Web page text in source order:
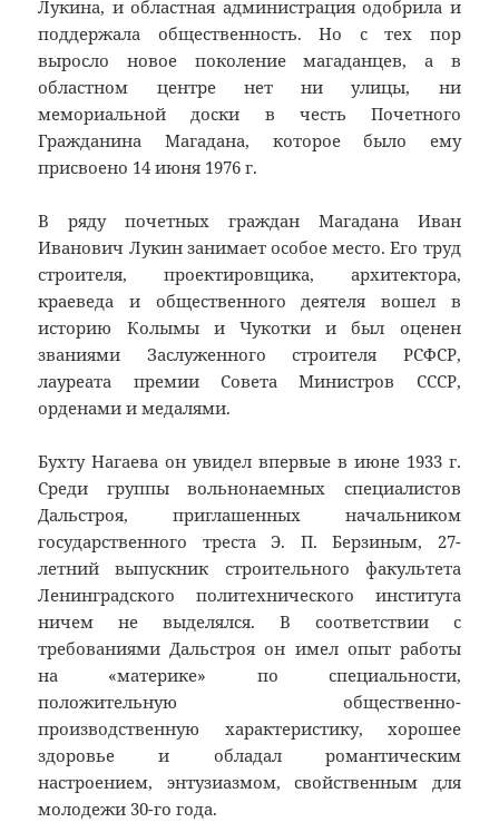
Лукина, и областная администрация одобрила и
поддержала общественность. Но с тех пор
выросло новое поколение магаданцев, а в
областном центре нет ни улицы, ни
мемориальной доски в честь Почетного
Гражданина Магадана, которое было ему
присвоено 14 июня 1976 г.
В ряду почетных граждан Магадана Иван
Иванович Лукин занимает особое место. Его труд
строителя, проектировщика, архитектора,
краеведа и общественного деятеля вошел в
историю Колымы и Чукотки и был оценен
званиями Заслуженного строителя РСФСР,
лауреата премии Совета Министров СССР,
орденами и медалями.
Бухту Нагаева он увидел впервые в июне 1933 г.
Среди группы вольнонаемных специалистов
Дальстроя, приглашенных начальником
государственного треста Э. П. Берзиным, 27-
летний выпускник строительного факультета
Ленинградского политехнического института
ничем не выделялся. В соответствии с
требованиями Дальстроя он имел опыт работы
на «материке» по специальности,
положительную общественно-
производственную характеристику, хорошее
здоровье и обладал романтическим
настроением, энтузиазмом, свойственным для
молодежи 30-го года.